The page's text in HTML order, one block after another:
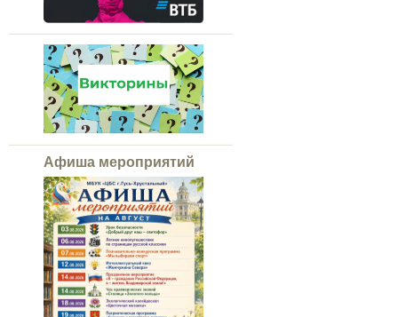
Афиша мероприятий